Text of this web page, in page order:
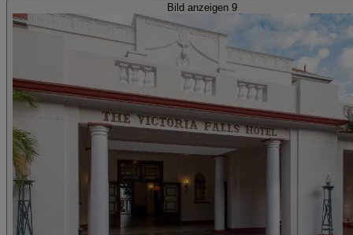
Bild anzeigen 9